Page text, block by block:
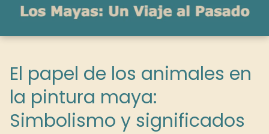
El papel de los animales en
la pintura maya:
Simbolismo y significados